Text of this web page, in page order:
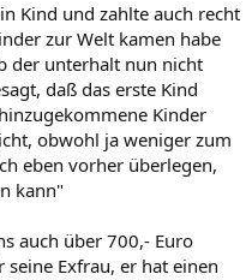
Kind und zahlte auch recht
zur Welt kamen habe
der unterhalt nun nicht
daß das erste Kind
Kinder
obwohl ja weniger zum
eben vorher überlegen,
kann"
auch über 700,- Euro
Exfrau, er hat einen